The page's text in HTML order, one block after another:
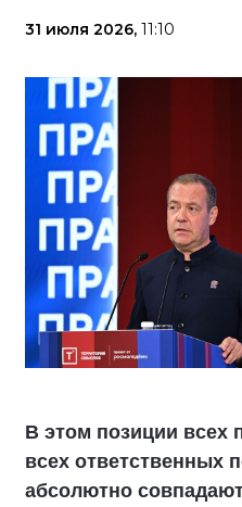
31 июля 2026, 11:10
В этом позиции всех
всех ответственных
абсолютно